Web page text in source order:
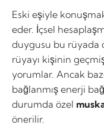
Eski eşiyle
eder. İçsel
duygusu bu rüyada
rüyayı kişinin
yorumlar. Ancak
bağlanmış enerji
durumda özel
önerilir.